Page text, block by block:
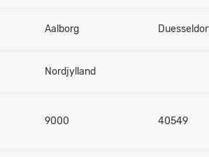
Aalborg
Nordjylland
9000 40549